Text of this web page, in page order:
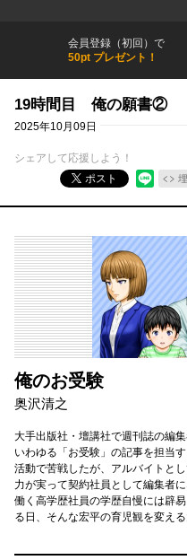
会員登録（初回）で
50pt プレゼント！
19時間目 俺の願書②
2025年10月09日
シェアして応援しよう！
ポスト
俺のお受験
奥沢清之
大手出版社・壇講社で週刊誌の編
いわゆる「お受験」の記事を担当
活動で苦戦したが、アルバイトと
力が実って契約社員として編集者
働く高学歴社員の学歴自慢には辟
る日、そんな宏平の育児観を変え